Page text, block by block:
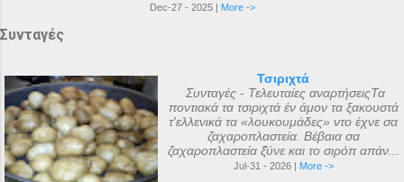
Dec-27 - 2025 | More ->
Συνταγές
Τσιριχτά
Συνταγές - Τελευταίες αναρτήσειςΤα
ποντιακά τα τσιριχτά έν άμον τα ξακουστά
τ'ελλενικά τα «λουκουμάδες» ντο έχνε σα
ζαχαροπλαστεία. Βέβαια σα
ζαχαροπλαστεία ξ̌ύνε και το σιρόπ απάν...
Jul-31 - 2026 | More ->